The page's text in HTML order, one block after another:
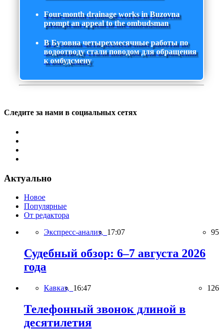
Four-month drainage works in Buzovna
prompt an appeal to the ombudsman
В Бузовна четырехмесячные работы по
водоотводу стали поводом для обращения
к омбудсмену
Следите за нами в социальных сетях
Актуально
Новое
Популярные
От редактора
Экспресс-анализ, 17:07 95
Судебный обзор: 6–7 августа 2026
года
Кавказ, 16:47 126
Телефонный звонок длиной в
десятилетия